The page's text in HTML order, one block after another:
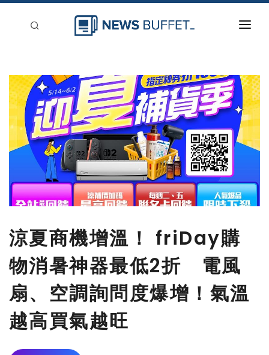
新聞稿分類
登入
刊登
涼夏商機增溫！ friDay購
物消暑神器最低2折 電風
扇、空調詢問度爆增！氣溫
越高買氣越旺